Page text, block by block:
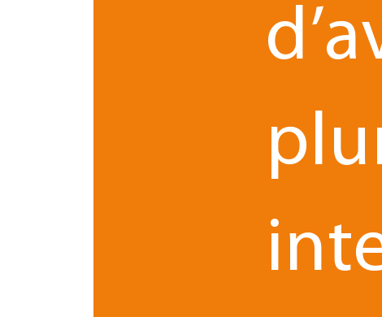
départiteur, juge professionnel, a validé
d’un préjudice dont la réparation adéquate serait
barème, seule décision à notre connaissance à ce
Si certains auteurs estiment que le barème
au contraire, restent réservés sur la question de
l’invocabilité entre personnes privées de l’article
conformité de la législation française à ce texte.
Les entreprises dans
Si d’autres pays européens ont adopté un barème